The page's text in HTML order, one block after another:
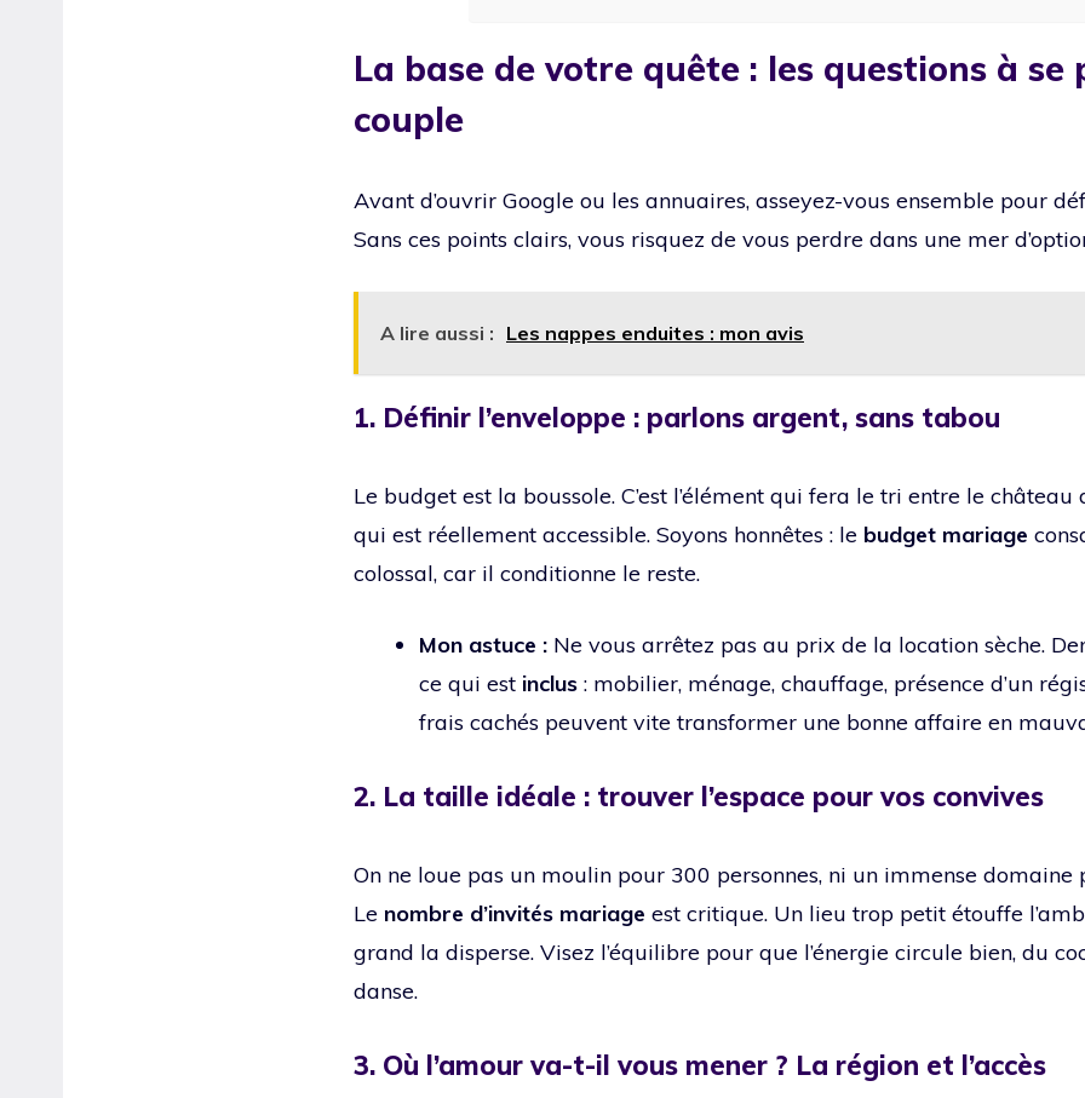
La base de votre quête : les questions à se
couple
Avant d’ouvrir Google ou les annuaires, asseyez-vous ensemble pour
Sans ces points clairs, vous risquez de vous perdre dans une mer
A lire aussi : Les nappes enduites : mon avis
1. Définir l’enveloppe : parlons argent, sans tabou
Le budget est la boussole. C’est l’élément qui fera le tri entre le château
qui est réellement accessible. Soyons honnêtes : le budget mariage
colossal, car il conditionne le reste.
Mon astuce : Ne vous arrêtez pas au prix de la location sèche.
ce qui est inclus : mobilier, ménage, chauffage, présence d’un
frais cachés peuvent vite transformer une bonne affaire en
2. La taille idéale : trouver l’espace pour vos convives
On ne loue pas un moulin pour 300 personnes, ni un immense domaine
Le nombre d’invités mariage est critique. Un lieu trop petit étouffe
grand la disperse. Visez l’équilibre pour que l’énergie circule bien, du
danse.
3. Où l’amour va-t-il vous mener ? La région et l’accès